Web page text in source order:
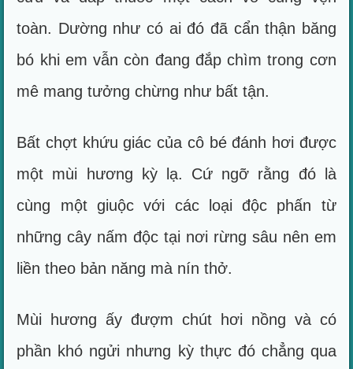
toàn. Dường như có ai đó đã cẩn thận băng
bó khi em vẫn còn đang đắp chìm trong cơn
mê mang tưởng chừng như bất tận.
Bất chợt khứu giác của cô bé đánh hơi được
một mùi hương kỳ lạ. Cứ ngỡ rằng đó là
cùng một giuộc với các loại độc phấn từ
những cây nấm độc tại nơi rừng sâu nên em
liền theo bản năng mà nín thở.
Mùi hương ấy đượm chút hơi nồng và có
phần khó ngửi nhưng kỳ thực đó chẳng qua